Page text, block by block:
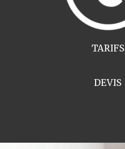
TARIFS
DEVIS